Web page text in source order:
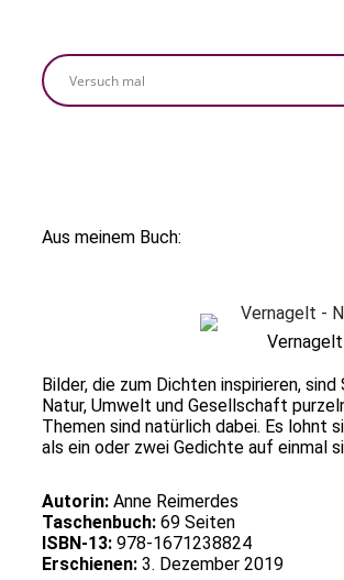
Aus meinem Buch:
Bilder, die zum Dichten inspirieren,
Natur, Umwelt und Gesellschaft
Themen sind natürlich dabei. Es lohnt
als ein oder zwei Gedichte auf einmal
Autorin: Anne Reimerdes
Taschenbuch: 69 Seiten
ISBN-13: 978-1671238824
Erschienen: 3. Dezember 2019